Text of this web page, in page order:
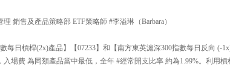
銷售及產品策略部 ETF策略師 #李溢琳（Barbara）
數每日槓桿(2x)產品】【07233】和【南方東英滬深300指數每日反向 (-
入場費 為同類產品當中最低，全年 #經常開支比率 約為1.99%。利用